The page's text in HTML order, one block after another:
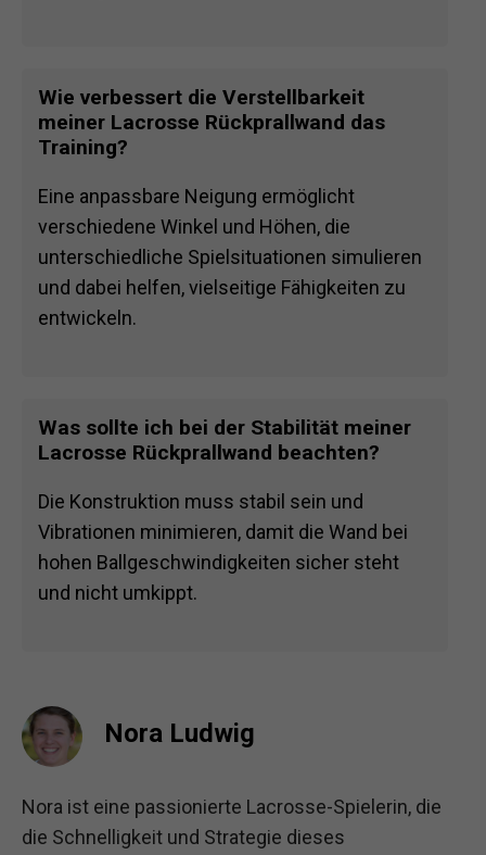
Wie verbessert die Verstellbarkeit
meiner Lacrosse Rückprallwand das
Training?
Eine anpassbare Neigung ermöglicht
verschiedene Winkel und Höhen, die
unterschiedliche Spielsituationen simulieren
und dabei helfen, vielseitige Fähigkeiten zu
entwickeln.
Was sollte ich bei der Stabilität meiner
Lacrosse Rückprallwand beachten?
Die Konstruktion muss stabil sein und
Vibrationen minimieren, damit die Wand bei
hohen Ballgeschwindigkeiten sicher steht
und nicht umkippt.
Nora Ludwig
Nora ist eine passionierte Lacrosse-Spielerin, die
die Schnelligkeit und Strategie dieses